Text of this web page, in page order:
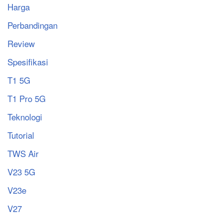
Harga
Perbandingan
Review
Spesifikasi
T1 5G
T1 Pro 5G
Teknologi
Tutorial
TWS Air
V23 5G
V23e
V27